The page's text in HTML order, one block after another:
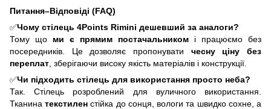
Питання–Відповіді (FAQ)
✅Чому стілець 4Points Rimini дешевший за аналоги?
Тому що ми є прямим постачальником і працюємо без
посередників. Це дозволяє пропонувати чесну ціну без
переплат , зберігаючи високу якість матеріалів і конструкції.
✅Чи підходить стілець для використання просто неба?
Так. Стілець розроблений для вуличного використання.
Тканинатекстилен стійка до сонця, вологи та швидко сохне, а